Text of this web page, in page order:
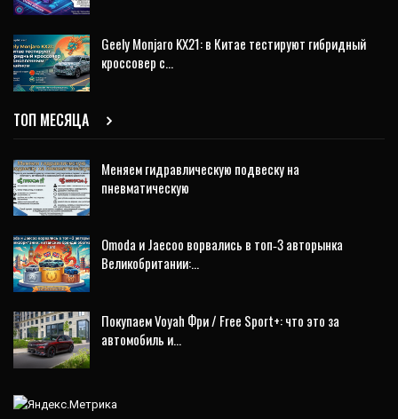
Geely Monjaro KX21: в Китае тестируют гибридный
кроссовер с…
ТОП МЕСЯЦА
Меняем гидравлическую подвеску на
пневматическую
Omoda и Jaecoo ворвались в топ‑3 авторынка
Великобритании:…
Покупаем Voyah Фри / Free Sport+: что это за
автомобиль и…